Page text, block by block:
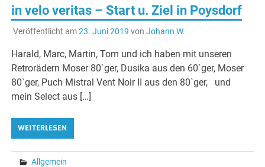
in velo veritas – Start u. Ziel in Poysdorf
Veröffentlicht am23. Juni 2019 von Johann W.
Harald, Marc, Martin, Tom und ich haben mit unseren
Retrorädern Moser 80`ger, Dusika aus den 60`ger, Moser
80`ger, Puch Mistral Vent Noir II aus den 80`ger, und
mein Select aus […]
WEITERLESEN
Allgemein